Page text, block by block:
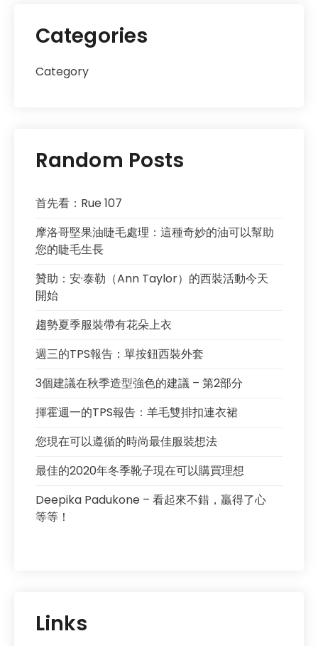
Categories
Category
Random Posts
首先看：Rue 107
摩洛哥堅果油睫毛處理：這種奇妙的油可以幫助
您的睫毛生長
贊助：安·泰勒（Ann Taylor）的西裝活動今天
開始
趨勢夏季服裝帶有花朵上衣
週三的TPS報告：單按鈕西裝外套
3個建議在秋季造型強色的建議 – 第2部分
揮霍週一的TPS報告：羊毛雙排扣連衣裙
您現在可以遵循的時尚最佳服裝想法
最佳的2020年冬季靴子現在可以購買理想
Deepika Padukone – 看起來不錯，贏得了心
等等！
Links